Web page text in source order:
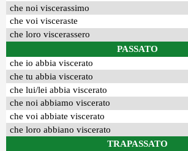
che noi viscerassimo
che voi visceraste
che loro viscerassero
PASSATO
che io abbia viscerato
che tu abbia viscerato
che lui/lei abbia viscerato
che noi abbiamo viscerato
che voi abbiate viscerato
che loro abbiano viscerato
TRAPASSATO